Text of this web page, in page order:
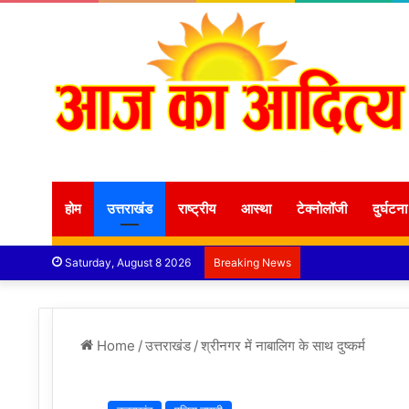
होम उत्तराखंड राष्ट्रीय आस्था टेक्नोलॉजी दुर्घटना
Saturday, August 8 2026 Breaking News
Home /उत्तराखंड /श्रीनगर में नाबालिग के साथ दुष्कर्म